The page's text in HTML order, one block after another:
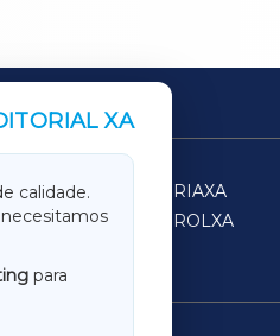
XA
calidade.
para
SARRIAXA
FERROLXA